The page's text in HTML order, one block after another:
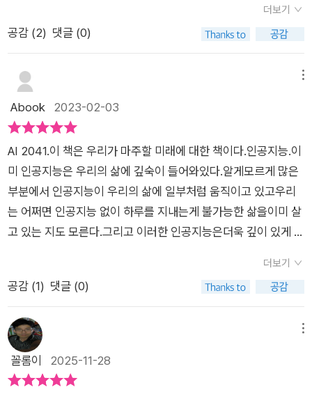
레 정보를 해석이 가능해진다. 그뿐만 아니라 AI가 발전된 세계는
상당수 기계화되어서 개인이 가지고 있는 인증 칩을 통해 개인정
보를 식별한다. 이 정보에는 면역 및 항체 정보 등도 포함되어 있
을 정도다. 그러다 보니 이 정보를 취득하지 못한 소위 취약집단
들은 사회에서 배제되고 기본적인 기술조차 접근하지 못하는 상
황에 이르기도 한다.​ 앞에서도 언급했듯이, 인간은 편한 것을 찾
는다. 그러다 보니 자연스레 인간의 편의 위주로 과학이 발전하게
된다. 과학의 발전은 편리를 주는 대신, 또 다른 불편함 들을 야기
한다. 기술에서조차 도태되고 배제되는 현상이 더 심화될 수도 있
으니 말이다. 과학의 발전의 주된 키는 우리에게 있다. 차별과 배
제처럼 문제가 될 것이라 예상되는 부분의 경우 법령 및 윤리 수
준 개선이 필요할 것이다. ​'하지만 우리가 두려움 때문에 사람들
을 돕고 사랑하는 것을 그만둔다면 기계와 다를 게 뭐가 있겠습니
까?'
주행자동차느 인간의 죽음,가정의 해체르 줄여준다. 더 나아가 교
통시스템의 근본적인 변화가 시작될 수 있다. 교통시스템이 사라
지게 되고, 녹색 신호등, 빨간 신호들, 교차로의 개념이 사라지며,
모든 것이 자율주행이 될 수 있다. 수많은 변수들을 예측하고,그
자동가 잘 운행되는 것 뿐만 아니라,. 안전하게, 쾌적하게 운행되
는 것이 우선 필요하다 .하지만 지율주행자동차가 세상에 등장하
고, 30년이 지난 2041년에도,자율주행자동차가 시중에 널리 쓰
여지긴 힘들다 고 말한다. 즉, 불가능하가고 생각한 것을 해결하
거나 앞당길 때, 그 산업의 파급효과는 극대화될 수 있다. 테슬러
와 구글이 회사의 모든 것을 결고 자율주행자동차 산업에 뛰어드
는 이유, 후발주자가 서서히 두 기업을 쫒아가는 이유도,그들의
미래 먹거리 산업에는 자율주행자동차가 있기 때문이다.
역사와 실수를 바로 잡으려고 했던 수많은 과거의 모습을 통해서
인간은 로봇+인간의 조화를 어떻게 그려낼지를 적절하고 명료하
게 보여주는 이야기였다. SF 소설이 갖는 최대 효용은 답을 주는
게 아니라 문제를 제기하는 것에 있다고 생각한다.작가 서문 중에
간과 현실을 그대로 받아들이는 로봇이 아닌 인간이기 때문에 결
라는 것이다. 그러므로 이책을 통해 다가올 미래에 과학이 어떤식
으로 우리에게 유용하게 쓰일지, 또는 악용하게 될지를 쉽고 재미
있게 알려면 읽기를 추천한다.꼭 유용함이 아니더라도 10가지 S
F단편 소설을 읽는 것 만으로도 재미있다. 읽으면서 과학적 지식
까지 습득하게 되는 1+1 의 혜택까지 있다는 것. 2041년이 오기
전에 2023년에 읽으면 좋을 책, MZ세대를 이해하는데 도움되
는 과학소설 10가지 이야기.
공지능 사례 중에서 제일 인상 깊게 읽었던 것은 가면 속의 신과
쌍둥이 참새이다.가면 속의 신은 현재도 매우 문제적인 딥페이크
(AI) 기술을 이용해 특정 영상에 합성한 편집물인데 현재도 포르
노 영상에 유명인이나 일반인의 얼굴을 합성하거나 정치인의 얼
굴을 가지고 가짜뉴스를 만들어서 디지털 성범죄는 물론 여론조
작으로 인한 선거법 위반 등 다양한 문제가 일어나고 있다. '가면
속의 신'에서도 나이지리아에서 범죄화된 성적지향을 가지고 있
는 주인공을 협박하는 수단으로 딥페이크 기술이 사용되며 여론
조작의 용도로도 쓰여지고 있다. 딥페이크를 이용한 디지털 성범
죄와 여론조작을 없애기 위해서는 소설 뒤에 설명한대로 생체인
식 기술을 이용한 신원검증 뿐만 아니라 이런 악의적 범죄를 저지
한다. 문제는 이런 법이 기술을 따라가지 못하여 현재도 많은 피
해가 발생하고 있다는 것이다.쌍둥이 참새의 경우 인공지능을 활
용한 교육에 대한 부분이다. 한국이 배경인 이 소설은 아동의 성
격에 따라 변화 가능한 인공지능을 메이트로 만들어 개인의 성격
특성과 재능에 맞게 교육을 지원하는 인공지능 교육에 대한 내용
을 쓰고있다. 사람마다 재능과 학습능력이 다름에도 일률적인 방
을 담은 책이다. 정재승 박사가 '함께 읽고 토론하고 싶어지는
책'이라는 말을 알 것도 같다. 현재 기술 발전을 보면 가능할 것도
제를 고려해야겠지만 딥페이크, 딥러닝, 인공지능, 자율주행차는
지금도 있는 기술이다.<2001 스페이스 오디세이>, <블레이드
러너>, <레디 플레이어 원>, <마이너리티 리포트>, <에이 아
쳐질 미래를 꿈꾸게 된다. 오래전에도 비슷한 개념은 존재했지만
기술력 부족으로 상상도로만 그려냈지만 이젠 현실화에 대한 기
대감을 갖기에 충분해졌다. 이 책을 읽다 보면 청사진 만을 그려
낸 것이 아니라 기술을 악용한 부작용도 생생하게 보여준다. 딥러
닝을 통한 딥페이크 기술이 정교해진다면 진짜 같은 가짜가 대중
들을 어떻게 현혹시킬 것인가. 인공지능에 저당잡힌 인간이 선택
권조차 보험료 상승에 덜미를 잡힌다면. 2041년 즈음에 책과 같
만끽할 수 있었다.우리도 21세기로 넘어가면 확 바뀔 줄 알았지
만 체감하는 속도는 더뎠다. 비슷한 듯 조금씩 다른 느낌이다. 현
재 메타버스, NFT, 암호화폐, 블록체인, VR/AR/XR 같은 기술도
발전할 여지가 많이 남아있다. 앞으로 무슨 일이 일어날지 아무도
더보기
공감 (2) 댓글 (0)
Abook 2023-02-03
AI 2041.이 책은 우리가 마주할 미래에 대한 책이다.인공지능.이
미 인공지능은 우리의 삶에 깊숙이 들어와있다.알게모르게 많은
부분에서 인공지능이 우리의 삶에 일부처럼 움직이고 있고우리
는 어쩌면 인공지능 없이 하루를 지내는게 불가능한 삶을이미 살
고 있는 지도 모른다.그리고 이러한 인공지능은더욱 깊이 있게 우
야기로인공지능이 가져오는 미래에 대한 기술분석을 다루고 있
다.솔직히 책을 읽는 동안 내용이 눈에 들어오지 않는 것도 많이
있었다.나름 관심을 갖고 있는 분야라고 생각했지만내 생각과 다
른 부분도 많이 있었고이게 정말이야?라고 의심이 되는 부분도
있었다.하지만 분명한 것은 정말 많은 부분을 생각하게 만들어준
다는 점이었다.책을 읽는 동안 많은 부분에 있어서 사람들과 이야
더보기
공감 (1) 댓글 (0)
꼴롬이 2025-11-28